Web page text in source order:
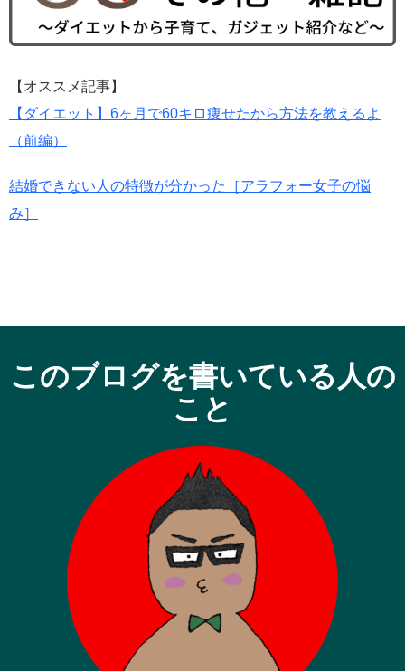
【オススメ記事】
【ダイエット】6ヶ月で60キロ痩せたから方法を教えるよ
（前編）
結婚できない人の特徴が分かった［アラフォー女子の悩
み］
このブログを書いている人の
こと